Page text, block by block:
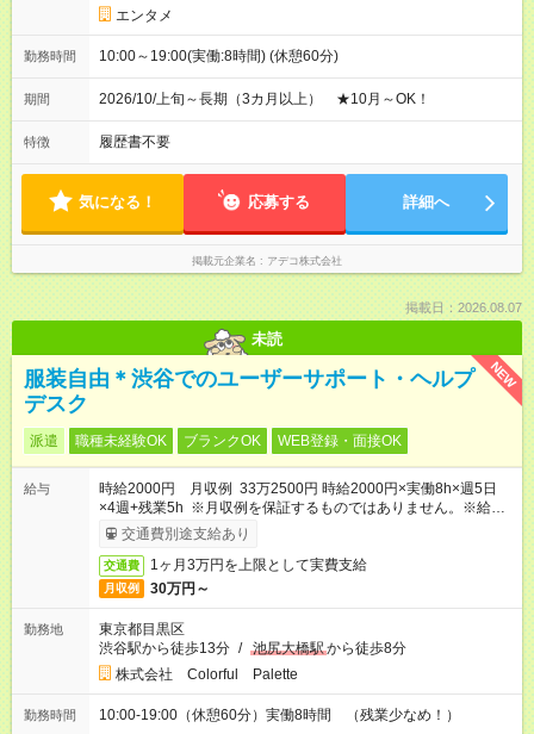
エンタメ
勤務時間 10:00～19:00(実働:8時間) (休憩60分)
期間 2026/10/上旬～長期（3カ月以上） ★10月～OK！
特徴 履歴書不要
気になる！ 応募する 詳細へ
掲載元企業名 アデコ株式会社
掲載日：2026.08.07
未読
NEW
服装自由＊渋谷でのユーザーサポート・ヘルプ
デスク
派遣 職種未経験OK ブランクOK WEB登録・面接OK
給与
時給2000円 月収例 33万2500円 時給2000円×実働8h×週5日
×4週+残業5h ※月収例を保証するものではありません。※給与
即受取りサービス利用可（利用条件有）
交通費別途支給あり
交通費 1ヶ月3万円を上限として実費支給
月収例 30万円～
勤務地
東京都目黒区
渋谷駅から徒歩13分 / 池尻大橋駅から徒歩8分
株式会社 Colorful Palette
勤務時間 10:00-19:00（休憩60分）実働8時間 （残業少なめ！）